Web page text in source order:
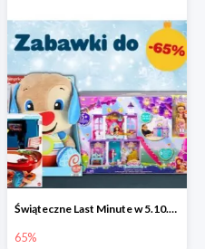
Świąteczne Last Minute w 5.10.15 - zabawki do -65%
65%